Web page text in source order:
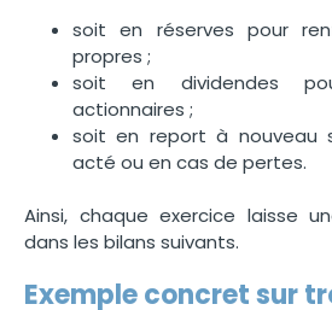
soit en réserves pour
propres ;
soit en dividendes
actionnaires ;
soit en report à nouveau
acté ou en cas de pertes.
Ainsi, chaque exercice laisse
dans les bilans suivants.
Exemple concret sur